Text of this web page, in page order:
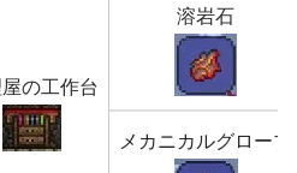
の工作台
溶岩石
メカニカルグローブ